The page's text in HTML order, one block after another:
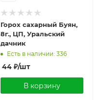
Горох сахарный Буян,
8г., ЦП, Уральский
дачник
Есть в наличии: 336
44₽/шт
В корзину